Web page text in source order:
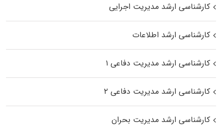
کارشناسی ارشد مدیریت اجرایی
کارشناسی ارشد اطلاعات
کارشناسی ارشد مدیریت دفاعی ۱
کارشناسی ارشد مدیریت دفاعی ۲
کارشناسی ارشد مدیریت بحران